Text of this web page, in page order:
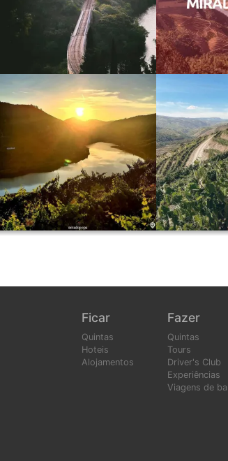
Ficar
Quintas
Hoteis
Alojamentos
Fazer
Quintas
Tours
Driver's Club
Experiências
Viagens de